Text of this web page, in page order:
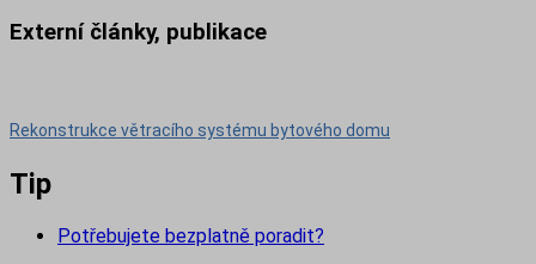
Externí články, publikace
Rekonstrukce větracího systému bytového domu
Tip
Potřebujete bezplatně poradit?